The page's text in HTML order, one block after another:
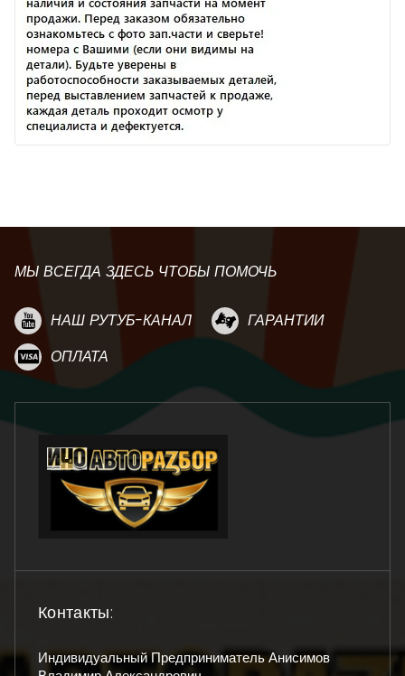
МЫ ВСЕГДА ЗДЕСЬ ЧТОБЫ ПОМОЧЬ
НАШ РУТУБ-КАНАЛ
ГАРАНТИИ
ОПЛАТА
Контакты:
Индивидуальный Предприниматель Анисимов